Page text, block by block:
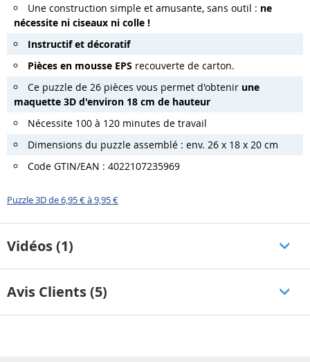
Une construction simple et amusante, sans outil : ne
nécessite ni ciseaux ni colle !
Instructif et décoratif
Pièces en mousse EPS recouverte de carton.
Ce puzzle de 26 pièces vous permet d'obtenir une
maquette 3D d'environ 18 cm de hauteur
Nécessite 100 à 120 minutes de travail
Dimensions du puzzle assemblé : env. 26 x 18 x 20 cm
Code GTIN/EAN : 4022107235969
Puzzle 3D de 6,95 € à 9,95 €
Vidéos (1)
Avis Clients (5)